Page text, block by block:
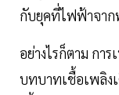
กับยุคที่ไฟฟ้าจาก
อย่างไรก็ตาม กา
บทบาทเชื้อเพลิง